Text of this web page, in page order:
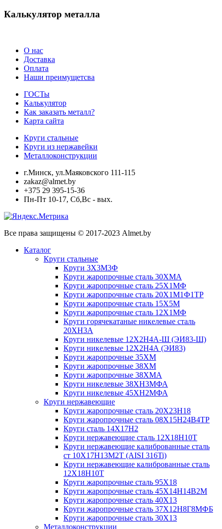
Калькулятор металла
О нас
Доставка
Оплата
Наши преимущетсва
ГОСТы
Калькулятор
Как заказать металл?
Карта сайта
Круги стальные
Круги из нержавейки
Металлоконструкции
г.Минск, ул.Маяковского 111-115
zakaz@almet.by
+375 29 395-15-36
Пн-Пт 10-17, Сб,Вс - вых.
Все права защищены © 2017-2023 Almet.by
Каталог
Круги стальные
Круги 3Х3М3Ф
Круги жаропрочные сталь 30ХМА
Круги жаропрочные сталь 25Х1МФ
Круги жаропрочные сталь 20Х1М1Ф1ТР
Круги жаропрочные сталь 15Х5М
Круги жаропрочные сталь 12Х1МФ
Круги горячекатаные никелевые сталь
20ХН3А
Круги никелевые 12Х2Н4А-Ш (ЭИ83-Ш)
Круги никелевые 12Х2Н4А (ЭИ83)
Круги жаропрочные 35ХМ
Круги жаропрочные 38ХМ
Круги жаропрочные 38ХМА
Круги никелевые 38XH3MФА
Круги никелевые 45ХН2МФА
Круги нержавеющие
Круги жаропрочные сталь 20Х23Н18
Круги жаропрочные сталь 08Х15Н24В4ТР
Круги сталь 14Х17Н2
Круги нержавеющие сталь 12Х18Н10Т
Круги нержавеющие калиброванные сталь
ст 10Х17Н13М2Т (AISI 316Ti)
Круги нержавеющие калиброванные сталь
12Х18Н10Т
Круги жаропрочные сталь 95Х18
Круги жаропрочные сталь 45Х14Н14В2М
Круги жаропрочные сталь 40Х13
Круги жаропрочные сталь 37Х12Н8Г8МФБ
Круги жаропрочные сталь 30Х13
Металлоконструкции